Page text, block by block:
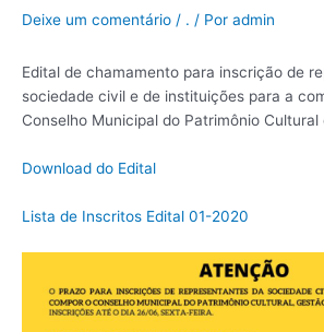
Deixe um comentário / . / Por admin
Edital de chamamento para inscrição de
sociedade civil e de instituições para a
Conselho Municipal do Patrimônio Cultural
Download do Edital
Lista de Inscritos Edital 01-2020